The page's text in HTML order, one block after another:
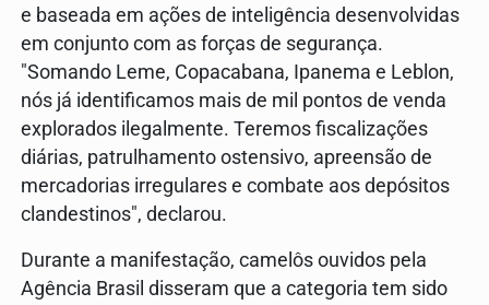
e baseada em ações de inteligência desenvolvidas
em conjunto com as forças de segurança.
"Somando Leme, Copacabana, Ipanema e Leblon,
nós já identificamos mais de mil pontos de venda
explorados ilegalmente. Teremos fiscalizações
diárias, patrulhamento ostensivo, apreensão de
mercadorias irregulares e combate aos depósitos
clandestinos", declarou.
Durante a manifestação, camelôs ouvidos pela
Agência Brasil disseram que a categoria tem sido